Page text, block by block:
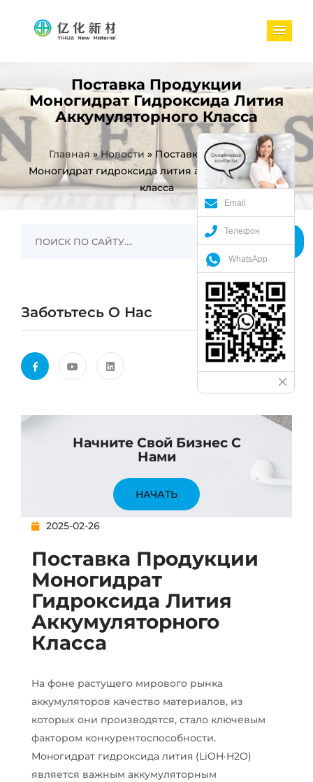
Поставка Продукции
Моногидрат Гидроксида Лития
Аккумуляторного Класса
Главная »Новости » Поставка продукции
Моногидрат гидроксида лития аккумуляторного
класса
Заботьтесь О Нас
Начните Свой Бизнес С
Нами
НАЧАТЬ
2025-02-26
Поставка Продукции
Моногидрат
Гидроксида Лития
Аккумуляторного
Класса
На фоне растущего мирового рынка
аккумуляторов качество материалов, из
которых они производятся, стало ключевым
фактором конкурентоспособности.
Моногидрат гидроксида лития (LiOH·H2O)
является важным аккумуляторным
Email
Телефон
WhatsApp